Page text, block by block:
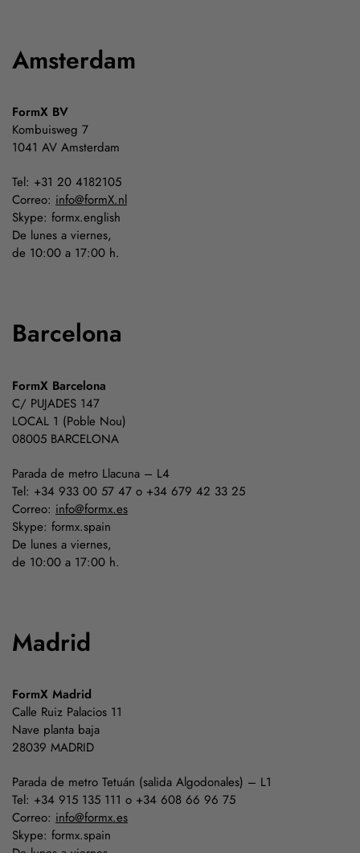
Amsterdam
FormX BV
Kombuisweg 7
1041 AV Amsterdam
Tel: +31 20 4182105
Correo: info@formX.nl
Skype: formx.english
De lunes a viernes,
de 10:00 a 17:00 h.
Barcelona
FormX Barcelona
C/ PUJADES 147
LOCAL 1 (Poble Nou)
08005 BARCELONA
Parada de metro Llacuna – L4
Tel: +34 933 00 57 47 o +34 679 42 33 25
Correo: info@formx.es
Skype: formx.spain
De lunes a viernes,
de 10:00 a 17:00 h.
Madrid
FormX Madrid
Calle Ruiz Palacios 11
Nave planta baja
28039 MADRID
Parada de metro Tetuán (salida Algodonales) – L1
Tel: +34 915 135 111 o +34 608 66 96 75
Correo: info@formx.es
Skype: formx.spain